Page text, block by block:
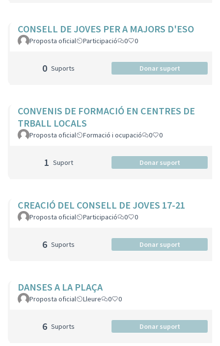
CONSELL DE JOVES PER A MAJORS D'ESO
Proposta oficial Participació 0 0
0 Suports Donar suport
CONVENIS DE FORMACIÓ EN CENTRES DE
TRBALL LOCALS
Proposta oficial Formació i ocupació 0 0
1 Suport Donar suport
CREACIÓ DEL CONSELL DE JOVES 17-21
Proposta oficial Participació 0 0
6 Suports Donar suport
DANSES A LA PLAÇA
Proposta oficial Lleure 0 0
6 Suports Donar suport